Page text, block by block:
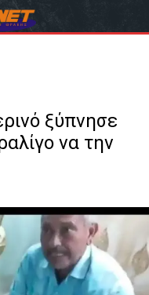
ξύπνησε
να την